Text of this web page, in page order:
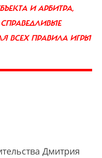
И АРБИТРА,
ВСЕХ ПРАВИЛА ИГРЫ
Дмитрия